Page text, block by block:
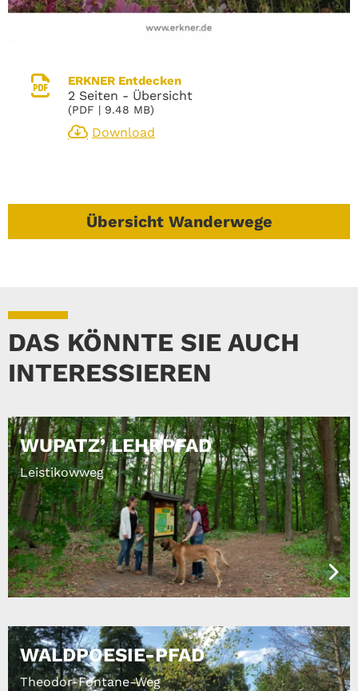
ERKNER Entdecken
2 Seiten - Übersicht
(PDF | 9.48 MB)
Download
Übersicht Wanderwege
DAS KÖNNTE SIE AUCH
INTERESSIEREN
WUPATZ’ LEHRPFAD
Leistikowweg
WALDPOESIE-PFAD
Theodor-Fontane-Weg